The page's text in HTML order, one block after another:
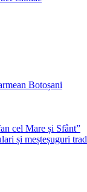
Botoșani
cel Mare și Sfânt”
și meșteșuguri